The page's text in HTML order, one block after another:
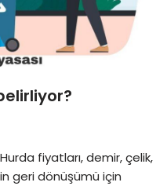
fiyatları, demir, çelik,
geri dönüşümü için